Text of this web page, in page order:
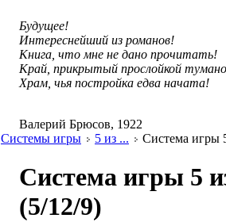
Будущее!
Интереснейший из романов!
Книга, что мне не дано прочитать!
Край, прикрытый прослойкой
Храм, чья постройка едва начата!
Валерий Брюсов, 1922
Системы игры 5 из ... Система игры
Система игры 5
(5/12/9)